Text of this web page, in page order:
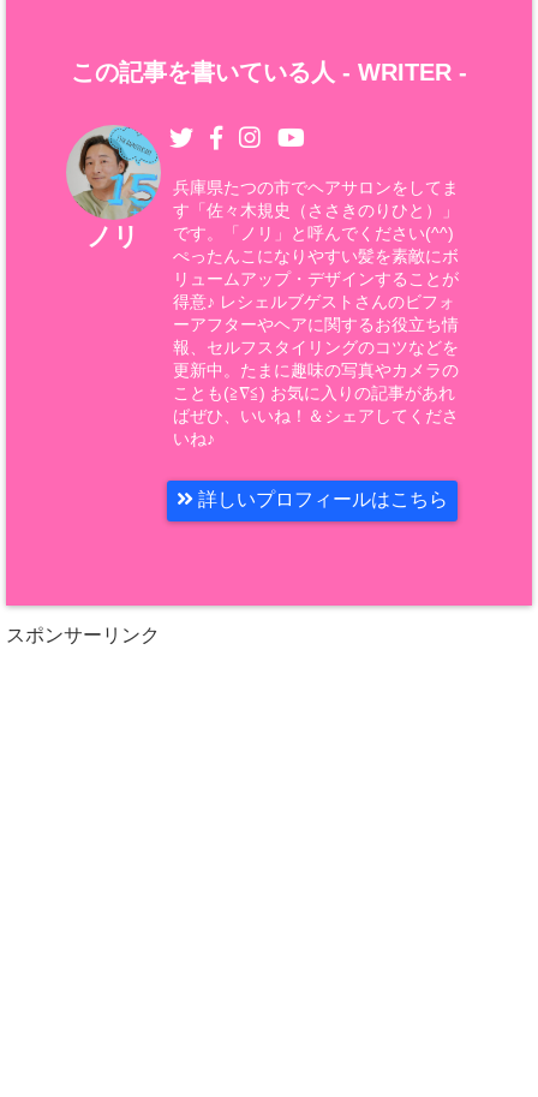
この記事を書いている人 - WRITER -
ノリ
兵庫県たつの市でヘアサロンをしてま
す「佐々木規史（ささきのりひと）」
です。「ノリ」と呼んでください(^^)
ぺったんこになりやすい髪を素敵にボ
リュームアップ・デザインすることが
得意♪ レシェルブゲストさんのビフォ
ーアフターやヘアに関するお役立ち情
報、セルフスタイリングのコツなどを
更新中。たまに趣味の写真やカメラの
ことも(≧∇≦) お気に入りの記事があれ
ばぜひ、いいね！＆シェアしてくださ
いね♪
詳しいプロフィールはこちら
スポンサーリンク